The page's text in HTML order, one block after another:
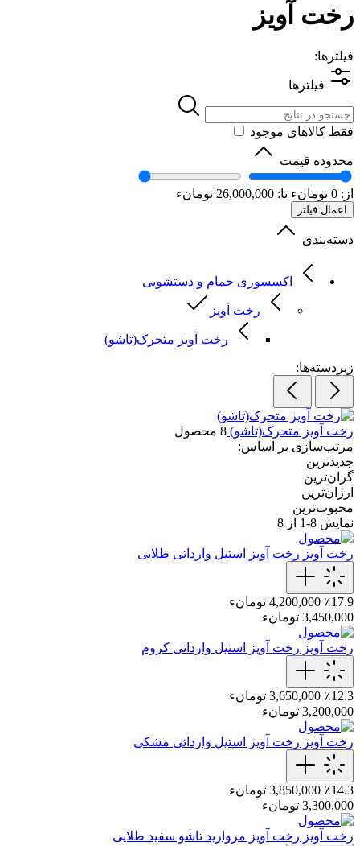
رخت آویز
فیلترها:
فیلترها
فقط کالاهای موجود
محدوده قیمت
از: 0 تومانء تا: 26,000,000 تومانء
اعمال فیلتر
دسته‌بندی
اکسسوری حمام و دستشویی
رخت آویز
رخت آویز متحرک(تاشو)
زیردسته‌ها:
رخت آویز متحرک(تاشو) 8 محصول
مرتب‌سازی بر اساس:
جدیدترین
گران‌ترین
ارزان‌ترین
محبوب‌ترین
نمایش 8-1 از 8
رخت آویز رخت‌ آویز استیل وارداتی طلایی
٪17.9 4,200,000 تومانء
3,450,000 تومانء
رخت آویز رخت‌ آویز استیل وارداتی کروم
٪12.3 3,650,000 تومانء
3,200,000 تومانء
رخت آویز رخت‌ آویز استیل وارداتی مشکی
٪14.3 3,850,000 تومانء
3,300,000 تومانء
رخت آویز رخت‌ آویز مروارید تاشو‌ سفید طلایی